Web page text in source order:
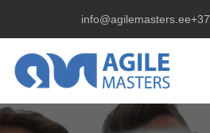
info@agilemasters.ee
ESILEHT